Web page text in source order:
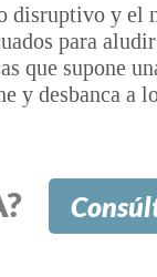
disruptivo y el
para
que supone
y desbanca a